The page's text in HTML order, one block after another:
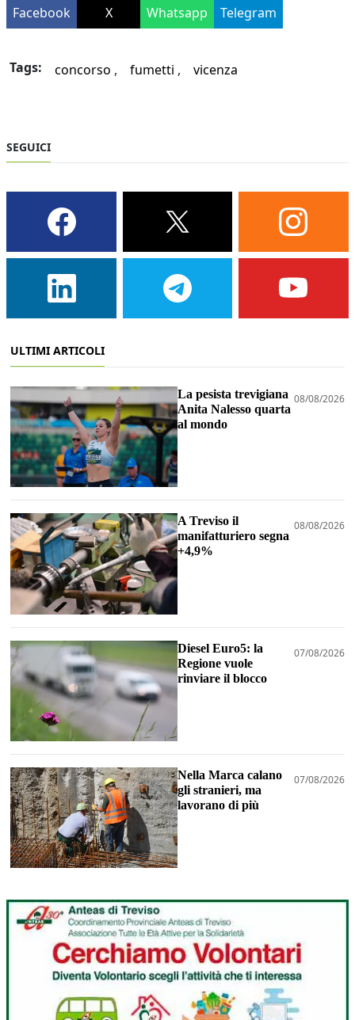
Facebook X Whatsapp Telegram
Tags: concorso fumetti vicenza
SEGUICI
ULTIMI ARTICOLI
La pesista trevigiana
Anita Nalesso quarta
al mondo
08/08/2026
A Treviso il
manifatturiero segna
+4,9%
08/08/2026
Diesel Euro5: la
Regione vuole
rinviare il blocco
07/08/2026
Nella Marca calano
gli stranieri, ma
lavorano di più
07/08/2026